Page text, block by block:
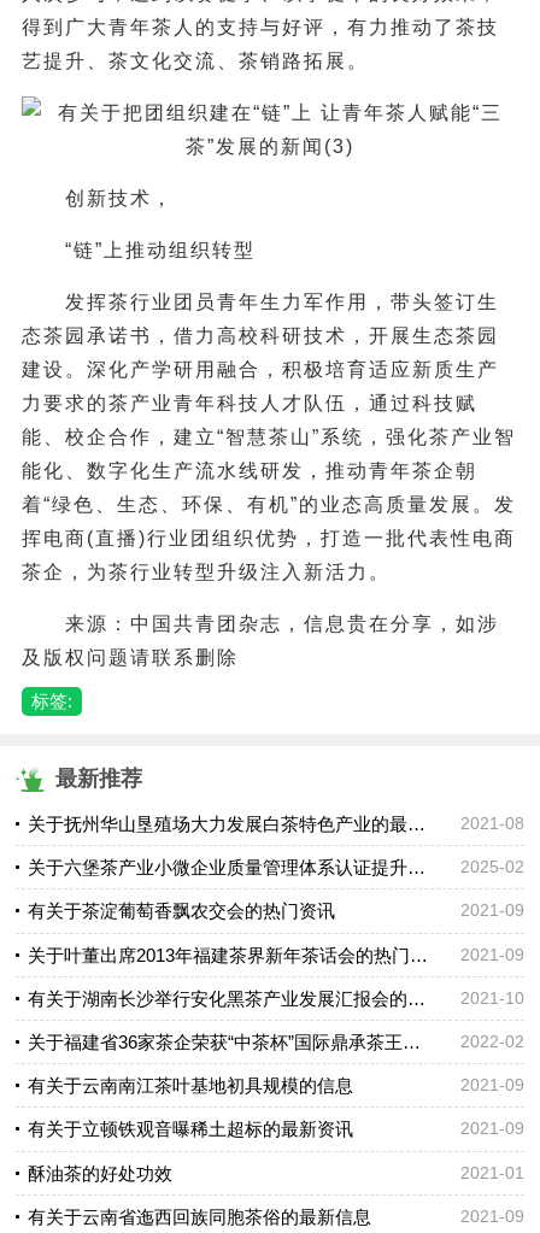
得到广大青年茶人的支持与好评，有力推动了茶技
艺提升、茶文化交流、茶销路拓展。
创新技术，
“链”上推动组织转型
发挥茶行业团员青年生力军作用，带头签订生
态茶园承诺书，借力高校科研技术，开展生态茶园
建设。深化产学研用融合，积极培育适应新质生产
力要求的茶产业青年科技人才队伍，通过科技赋
能、校企合作，建立“智慧茶山”系统，强化茶产业智
能化、数字化生产流水线研发，推动青年茶企朝
着“绿色、生态、环保、有机”的业态高质量发展。发
挥电商(直播)行业团组织优势，打造一批代表性电商
茶企，为茶行业转型升级注入新活力。
来源：中国共青团杂志，信息贵在分享，如涉
及版权问题请联系删除
标签:
最新推荐
关于抚州华山垦殖场大力发展白茶特色产业的最新消息 2021-08
关于六堡茶产业小微企业质量管理体系认证提升行动国家区域试点启动的信息 2025-02
有关于茶淀葡萄香飘农交会的热门资讯 2021-09
关于叶董出席2013年福建茶界新年茶话会的热门资讯 2021-09
有关于湖南长沙举行安化黑茶产业发展汇报会的消息 2021-10
关于福建省36家茶企荣获“中茶杯”国际鼎承茶王赛奖项！的资讯 2022-02
有关于云南南江茶叶基地初具规模的信息 2021-09
有关于立顿铁观音曝稀土超标的最新资讯 2021-09
酥油茶的好处功效 2021-01
有关于云南省迤西回族同胞茶俗的最新信息 2021-09